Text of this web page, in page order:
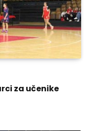
za učenike